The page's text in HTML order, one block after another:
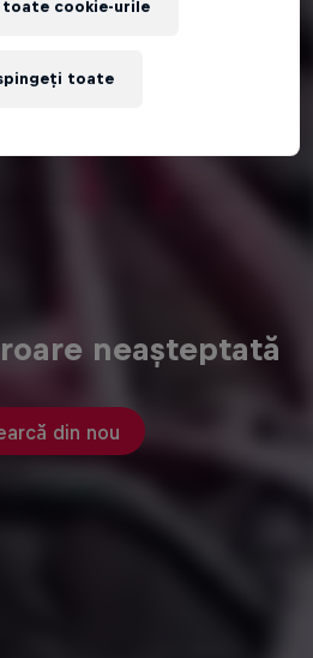
neașteptată
din nou
toate
cookie-urile